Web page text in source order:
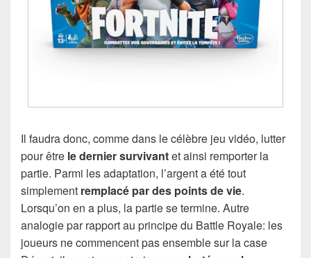
Il faudra donc, comme dans le célèbre jeu vidéo, lutter
pour être le dernier survivantet ainsi remporter la
partie. Parmi les adaptation, l’argent a été tout
simplement remplacé par des points de vie.
Lorsqu’on en a plus, la partie se termine. Autre
analogie par rapport au principe du Battle Royale: les
joueurs ne commencent pas ensemble sur la case